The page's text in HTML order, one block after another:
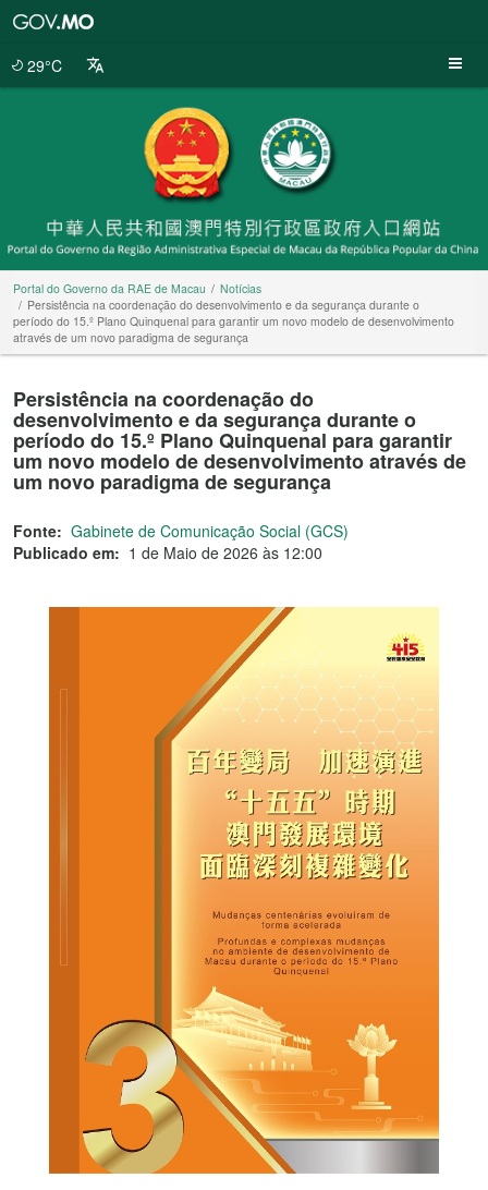
29°C
Portal do Governo da RAE de Macau
Notícias
Persistência na coordenação do desenvolvimento e da segurança durante o
período do 15.º Plano Quinquenal para garantir um novo modelo de desenvolvimento
através de um novo paradigma de segurança
Persistência na coordenação do
desenvolvimento e da segurança durante o
período do 15.º Plano Quinquenal para garantir
um novo modelo de desenvolvimento através de
um novo paradigma de segurança
Fonte: Gabinete de Comunicação Social (GCS)
Publicado em: 1 de Maio de 2026 às 12:00